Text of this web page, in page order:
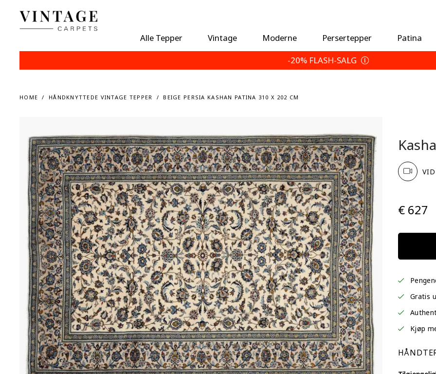
Alle Tepper Vintage Moderne Persertepper Patina
-20% FLASH-SALG
HOME HÅNDKNYTTEDE VINTAGE TEPPER BEIGE PERSIA KASHAN PATINA 310 X 202 CM
€ 627
Gratis
Kjøp